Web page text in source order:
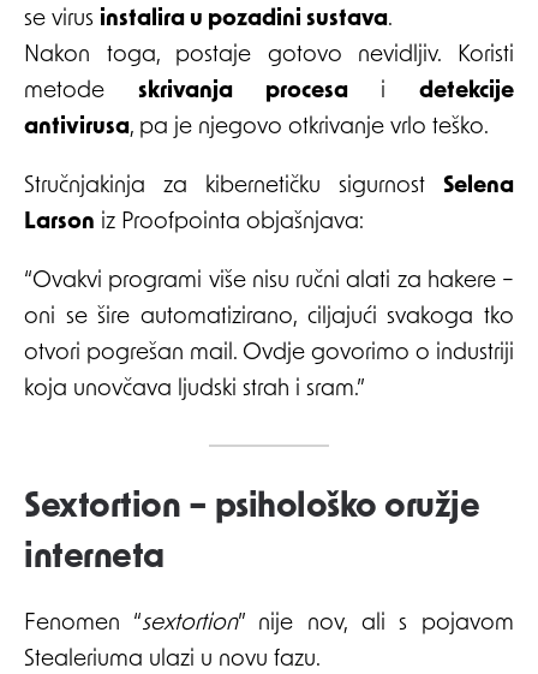
se virus instalira u pozadini sustava.
Nakon toga, postaje gotovo nevidljiv. Koristi
metode skrivanja procesai detekcije
antivirusa, pa je njegovo otkrivanje vrlo teško.
Stručnjakinja za kibernetičku sigurnost Selena
Larson iz Proofpointa objašnjava:
“Ovakvi programi više nisu ručni alati za hakere –
oni se šire automatizirano, ciljajući svakoga tko
otvori pogrešan mail. Ovdje govorimo o industriji
koja unovčava ljudski strah i sram.”
Sextortion – psihološko oružje
interneta
Fenomen “sextortion” nije nov, ali s pojavom
Stealeriuma ulazi u novu fazu.